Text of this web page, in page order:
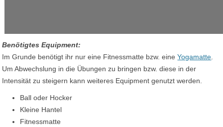
BenötigtesEquipment:
Im Grunde benötigt ihr nur eine Fitnessmatte bzw. eineYogamatte
Um Abwechslung in die Übungen zu bringen bzw. diese in der
Intensität zu steigern kann weiteres Equipment genutzt werden.
Ball oder Hocker
Kleine Hantel
Fitnessmatte